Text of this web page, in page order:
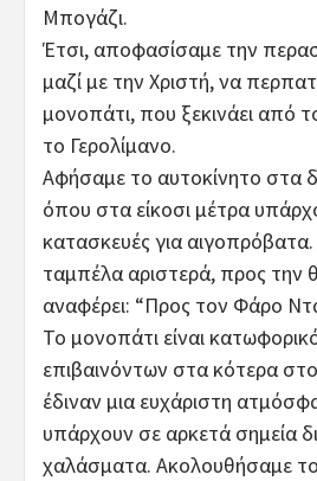
Μπογάζι.
Έτσι, αποφασίσαμε την
μαζί με την Χριστή, να
μονοπάτι, που ξεκινάει από
το Γερολίμανο.
Αφήσαμε το αυτοκίνητο στα
όπου στα είκοσι μέτρα
κατασκευές για αιγοπρόβατα.
ταμπέλα αριστερά, προς
αναφέρει: “Προς τον Φάρο
Το μονοπάτι είναι
επιβαινόντων στα κότερα
έδιναν μια ευχάριστη
υπάρχουν σε αρκετά σημεία
χαλάσματα. Ακολουθήσαμε